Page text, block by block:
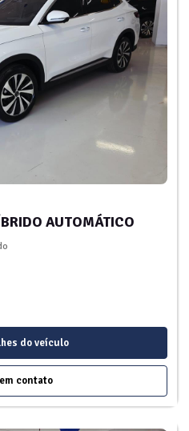
AUTOMÁTICO
do veículo
contato